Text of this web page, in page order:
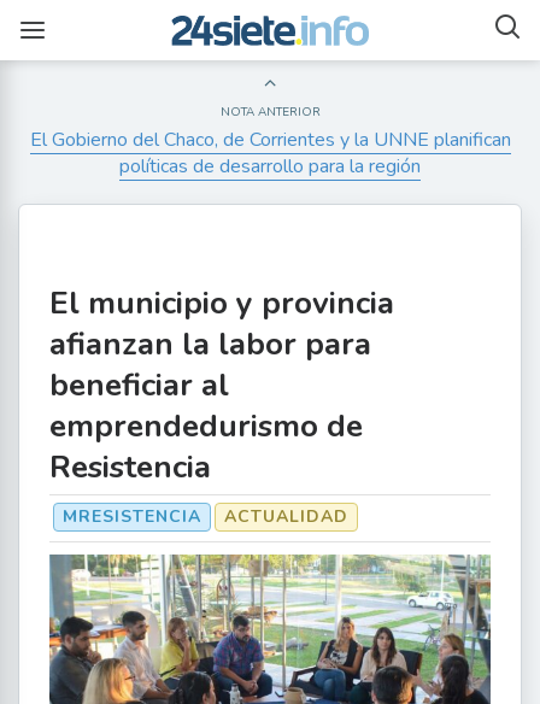
NOTA ANTERIOR
El Gobierno del Chaco, de Corrientes y la UNNE planifican
políticas de desarrollo para la región
El municipio y provincia
afianzan la labor para
beneficiar al
emprendedurismo de
Resistencia
MRESISTENCIA ACTUALIDAD